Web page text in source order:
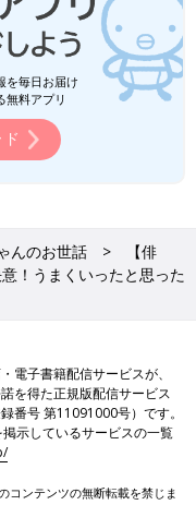
を毎日お届け
無料アプリ
んのお世話
【俳
！うまくいったと思った
電子書籍配信サービスが、
を得た正規版配信サービス
番号 第11091000号）です。
示しているサービスの一覧
コンテンツの無断転載を禁じま